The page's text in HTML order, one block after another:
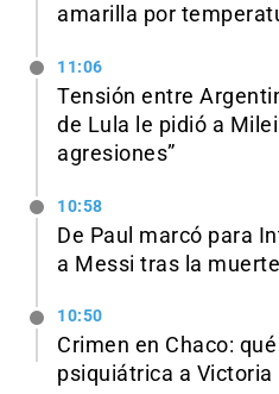
amarilla por
11:06
Tensión entre
de Lula le pidió a
agresiones”
10:58
De Paul marcó para
a Messi tras la
10:50
Crimen en Chaco:
psiquiátrica a Victoria